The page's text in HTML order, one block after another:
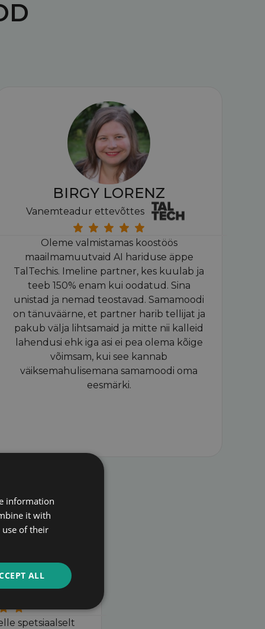
spetsiaalselt
BIRGY LORENZ
Vanemteadur ettevõttes
Oleme valmistamas koostöös
maailmamuutvaid AI hariduse äppe
TalTechis. Imeline partner, kes kuulab ja
teeb 150% enam kui oodatud. Sina
unistad ja nemad teostavad. Samamoodi
on tänuväärne, et partner harib tellijat ja
pakub välja lihtsamaid ja mitte nii kalleid
lahendusi ehk iga asi ei pea olema kõige
võimsam, kui see kannab
väiksemahulisemana samamoodi oma
eesmärki.
information
it with
of their
ALL